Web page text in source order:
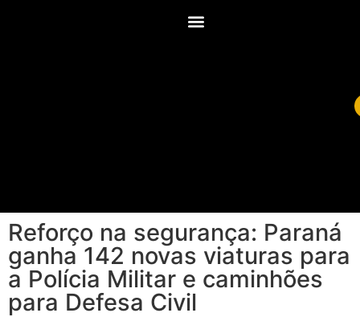
Reforço na segurança: Paraná
ganha 142 novas viaturas para
a Polícia Militar e caminhões
para Defesa Civil